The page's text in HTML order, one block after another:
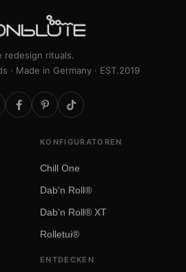
redesign rituals.
· Made in Germany · EST.2019
KONFIGURATOREN
Chill One
Dab'n Roll®
Dab'n Roll® XT
Rolletui®
ENTDECKEN